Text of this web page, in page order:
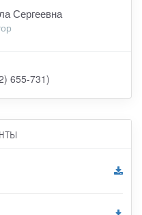
Сергеевна
655-731)